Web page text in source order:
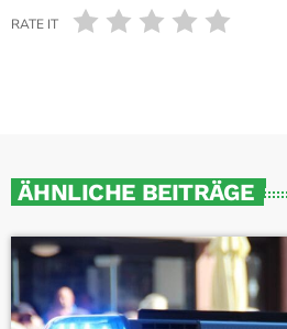
RATE IT
ÄHNLICHE BEITRÄGE